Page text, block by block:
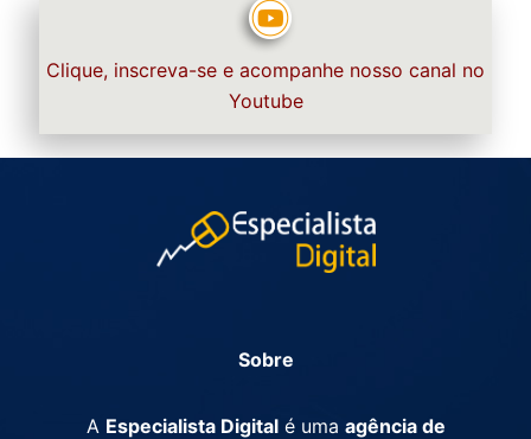
Clique, inscreva-se e acompanhe nosso canal no
Youtube
Sobre
A Especialista Digitalé uma agência de